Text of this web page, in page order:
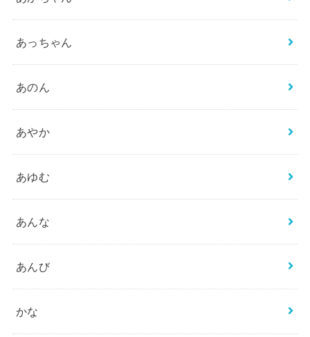
あっちゃん
あのん
あやか
あゆむ
あんな
あんび
かな